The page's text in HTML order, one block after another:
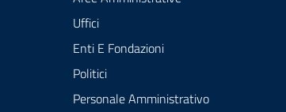
Uffici
Enti E Fondazioni
Politici
Personale Amministrativo